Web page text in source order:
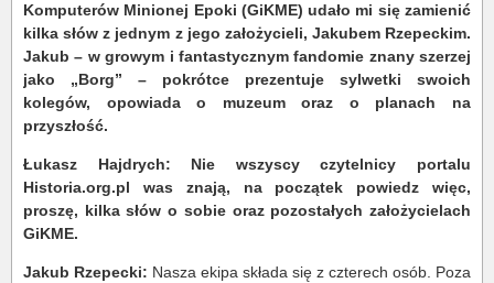
Komputerów Minionej Epoki (GiKME) udało mi się zamienić
kilka słów z jednym z jego założycieli, Jakubem Rzepeckim.
Jakub – w growym i fantastycznym fandomie znany szerzej
jako „Borg” – pokrótce prezentuje sylwetki swoich
kolegów, opowiada o muzeum oraz o planach na
przyszłość.
Łukasz Hajdrych: Nie wszyscy czytelnicy portalu
Historia.org.pl was znają, na początek powiedz więc,
proszę, kilka słów o sobie oraz pozostałych założycielach
GiKME.
Jakub Rzepecki: Nasza ekipa składa się z czterech osób. Poza